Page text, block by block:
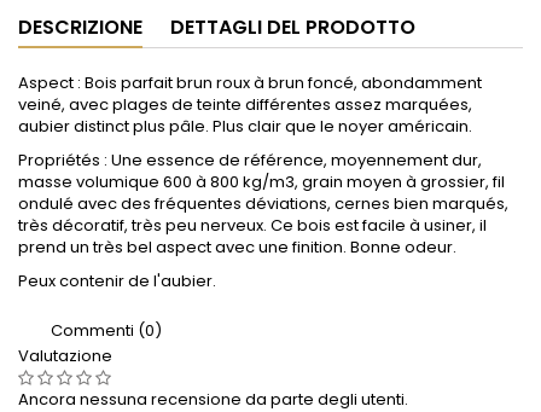
DESCRIZIONE DETTAGLI DEL PRODOTTO
Aspect : Bois parfait brun roux à brun foncé, abondamment
veiné, avec plages de teinte différentes assez marquées,
aubier distinct plus pâle. Plus clair que le noyer américain.
Propriétés : Une essence de référence, moyennement dur,
masse volumique 600 à 800 kg/m3, grain moyen à grossier, fil
ondulé avec des fréquentes déviations, cernes bien marqués,
très décoratif, très peu nerveux. Ce bois est facile à usiner, il
prend un très bel aspect avec une finition. Bonne odeur.
Peux contenir de l'aubier.
Commenti (0)
Valutazione
Ancora nessuna recensione da parte degli utenti.